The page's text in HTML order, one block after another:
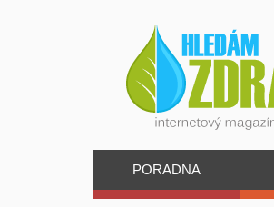
PORADNA